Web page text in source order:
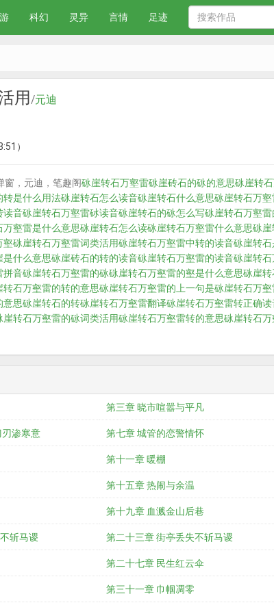
科幻 灵异 言情 足迹
用 /元迪
）
窗，元迪，笔趣阁砯崖转石万壑雷砯崖砖石的砯的意思砯崖转
转是什么用法砯崖转石怎么读音砯崖转石什么意思砯崖转石万壑
读音砯崖转石万壑雷砅读音砯崖转石的砯怎么写砯崖转石万壑
万壑雷是什么意思砯崖转石怎么读砯崖转石万壑雷什么意思砯崖
壑砯崖转石万壑雷词类活用砯崖转石万壑雷中转的读音砯崖转石
是什么意思砯崖砖石的转的读音砯崖转石万壑雷的读音砯崖转
拼音砯崖转石万壑雷的砯砯崖转石万壑雷的壑是什么意思砯崖转
转石万壑雷的转的意思砯崖转石万壑雷的上一句是砯崖转石万壑
意思砯崖转石的转砯崖转石万壑雷翻译砯崖转石万壑雷转正确读
崖转石万壑雷的砯词类活用砯崖转石万壑雷转的意思砯崖转石
第三章 晓市喧嚣与平凡
渗寒意 第七章 城管的恋警情怀
第十一章 暖棚
第十五章 热闹与余温
第十九章 血溅金山后巷
斩马谡 第二十三章 街亭丢失不斩马谡
第二十七章 民生红云伞
第三十一章 巾帼凋零